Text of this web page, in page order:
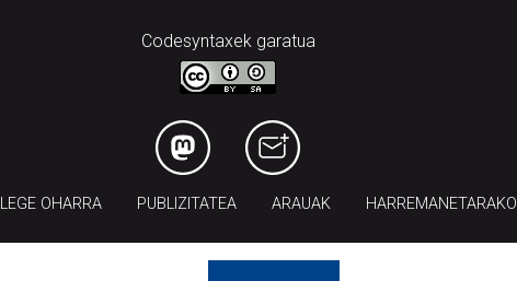
Codesyntaxek garatua
LEGE OHARRA PUBLIZITATEA ARAUAK HARREMANETARAKO